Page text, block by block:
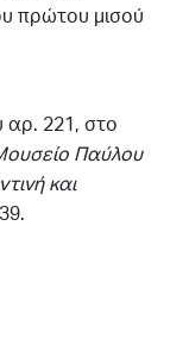
πρώτου μισού
αρ. 221, στο
Παύλου
και